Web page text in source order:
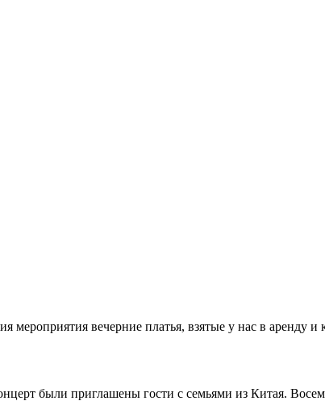
вечерние платья, взятые у нас в аренду
были приглашены гости с семьями из Китая.